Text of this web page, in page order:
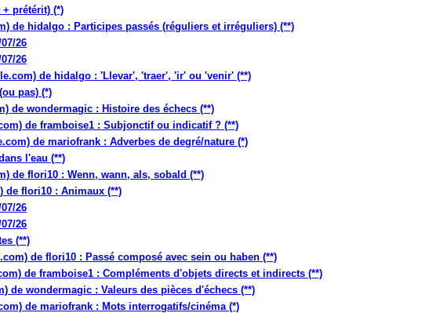
prétérit) (*)
de hidalgo : Participes passés (réguliers et irréguliers) (**)
26
26
de hidalgo : 'Llevar', 'traer', 'ir' ou 'venir' (**)
pas) (*)
de wondermagic : Histoire des échecs (**)
de framboise1 : Subjonctif ou indicatif ? (**)
de mariofrank : Adverbes de degré/nature (*)
l'eau (**)
de flori10 : Wenn, wann, als, sobald (**)
de flori10 : Animaux (**)
26
26
(**)
de flori10 : Passé composé avec sein ou haben (**)
de framboise1 : Compléments d'objets directs et indirects (**)
de wondermagic : Valeurs des pièces d'échecs (**)
de mariofrank : Mots interrogatifs/cinéma (*)